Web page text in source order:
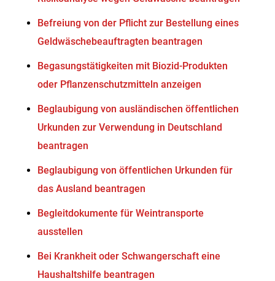
Befreiung von der Pflicht zur Bestellung eines
Geldwäschebeauftragten beantragen
Begasungstätigkeiten mit Biozid-Produkten
oder Pflanzenschutzmitteln anzeigen
Beglaubigung von ausländischen öffentlichen
Urkunden zur Verwendung in Deutschland
beantragen
Beglaubigung von öffentlichen Urkunden für
das Ausland beantragen
Begleitdokumente für Weintransporte
ausstellen
Bei Krankheit oder Schwangerschaft eine
Haushaltshilfe beantragen